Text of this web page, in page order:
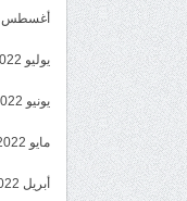
أغسطس 2022
يوليو 2022
يونيو 2022
مايو 2022
أبريل 2022